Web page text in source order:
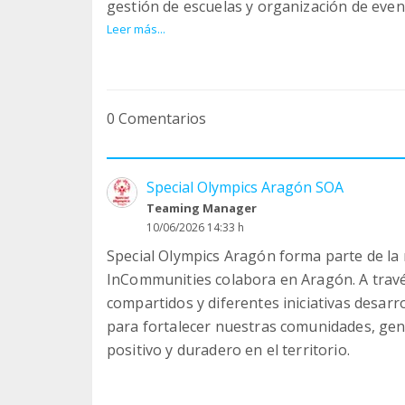
gestión de escuelas y organización de
35 años después Special Olympics
se desarrolla gracias al esfuerzo de
campeonatos de alta participación a nivel
atender, apoyar y dar su espacio.
todos nosotros.
SOA pertenece a la junta de Plena
colectivo en la sociedad en todos los
Leer más...
0 Comentarios
Special Olympics Aragón SOA
Teaming Manager
10/06/2026 14:33 h
Special Olympics Aragón forma parte de
InCommunities colabora en Aragón. A
compartidos y diferentes iniciativas
para fortalecer nuestras comunidades,
positivo y duradero en el territorio.